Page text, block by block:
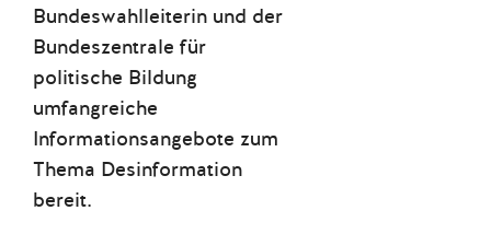
Bundeswahlleiterin und der
Bundeszentrale für
politische Bildung
umfangreiche
Informationsangebote zum
Thema Desinformation
bereit.